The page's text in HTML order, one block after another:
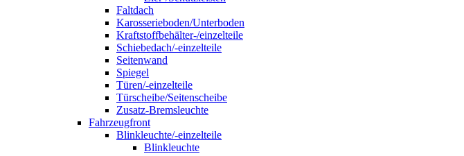
Faltdach
Karosserieboden/Unterboden
Kraftstoffbehälter-/einzelteile
Schiebedach/-einzelteile
Seitenwand
Spiegel
Türen/-einzelteile
Türscheibe/Seitenscheibe
Zusatz-Bremsleuchte
Fahrzeugfront
Blinkleuchte/-einzelteile
Blinkleuchte